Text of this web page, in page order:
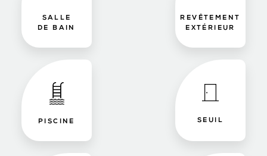
SALLE
DE BAIN
REVÊTEMENT
EXTÉRIEUR
PISCINE SEUIL